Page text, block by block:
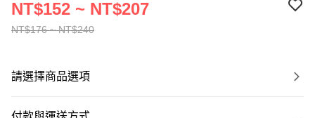
NT$176 ~ NT$240
NT$152 ~ NT$207
請選擇商品選項